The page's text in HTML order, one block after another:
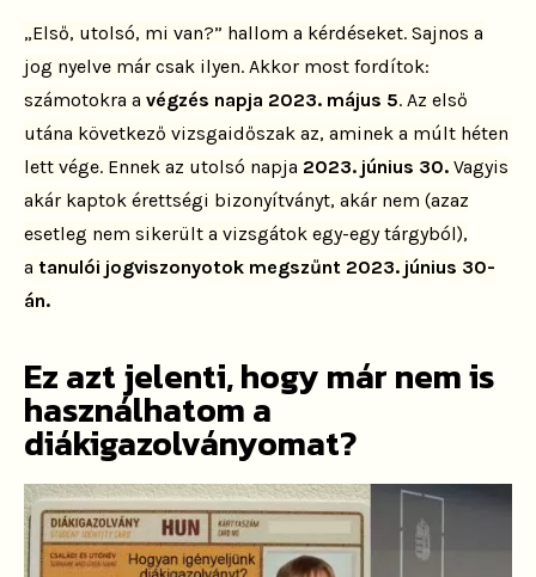
„Első, utolsó, mi van?” hallom a kérdéseket. Sajnos a
jog nyelve már csak ilyen. Akkor most fordítok:
számotokra a végzés napja 2023. május 5. Az első
utána következő vizsgaidőszak az, aminek a múlt héten
lett vége. Ennek az utolsó napja 2023. június 30. Vagyis
akár kaptok érettségi bizonyítványt, akár nem (azaz
esetleg nem sikerült a vizsgátok egy-egy tárgyból),
a tanulói jogviszonyotok megszűnt 2023. június 30-
án.
Ez azt jelenti, hogy már nem is
használhatom a
diákigazolványomat?